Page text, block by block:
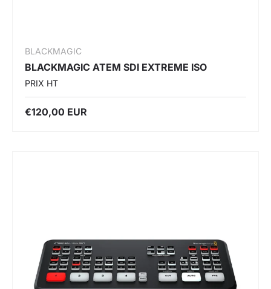
BLACKMAGIC
BLACKMAGIC ATEM SDI EXTREME ISO
PRIX HT
€120,00 EUR